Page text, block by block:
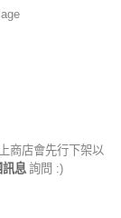
商店會先行下架以
息詢問 :)